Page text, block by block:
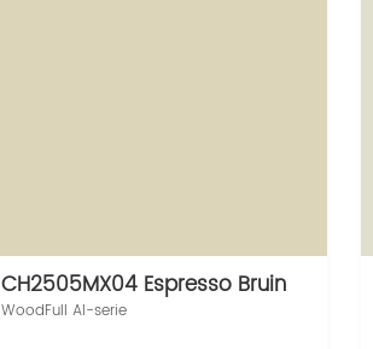
CH2505MX04 Espresso Bruin
WoodFull AI-serie‌